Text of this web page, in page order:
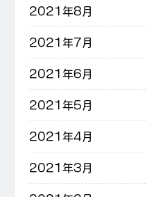
2021年8月
2021年7月
2021年6月
2021年5月
2021年4月
2021年3月